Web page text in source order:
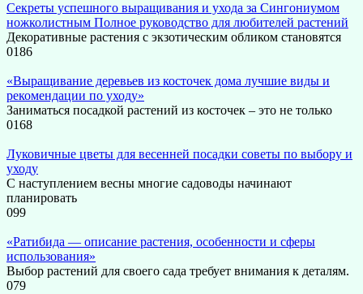
Секреты успешного выращивания и ухода за Сингониумом
ножколистным Полное руководство для любителей растений
Декоративные растения с экзотическим обликом становятся
0186
«Выращивание деревьев из косточек дома лучшие виды и
рекомендации по уходу»
Заниматься посадкой растений из косточек – это не только
0168
Луковичные цветы для весенней посадки советы по выбору и
уходу
С наступлением весны многие садоводы начинают
планировать
099
«Ратибида — описание растения, особенности и сферы
использования»
Выбор растений для своего сада требует внимания к деталям.
079